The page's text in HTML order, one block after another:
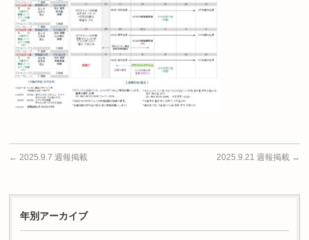
← 2025.9.7 週報掲載 2025.9.21 週報掲載 →
年別アーカイブ